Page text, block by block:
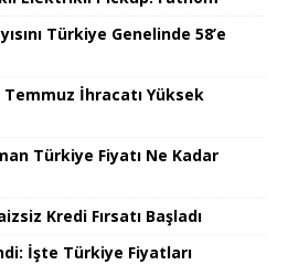
Türkiye Genelinde 58’e
İhracatı Yüksek
Türkiye Fiyatı Ne Kadar
Kredi Fırsatı Başladı
İşte Türkiye Fiyatları